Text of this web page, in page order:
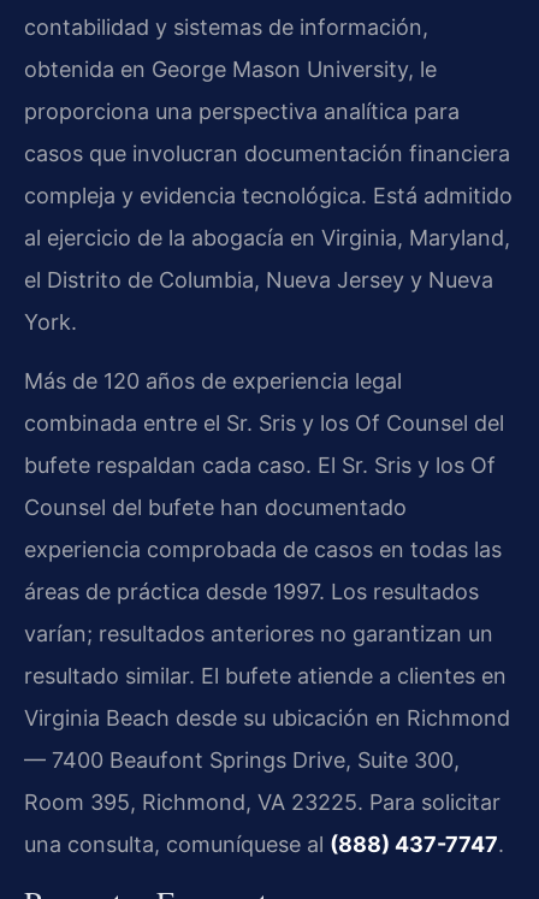
contabilidad y sistemas de información,
obtenida en George Mason University, le
proporciona una perspectiva analítica para
casos que involucran documentación financiera
compleja y evidencia tecnológica. Está admitido
al ejercicio de la abogacía en Virginia, Maryland,
el Distrito de Columbia, Nueva Jersey y Nueva
York.
Más de 120 años de experiencia legal
combinada entre el Sr. Sris y los Of Counsel del
bufete respaldan cada caso. El Sr. Sris y los Of
Counsel del bufete han documentado
experiencia comprobada de casos en todas las
áreas de práctica desde 1997. Los resultados
varían; resultados anteriores no garantizan un
resultado similar. El bufete atiende a clientes en
Virginia Beach desde su ubicación en Richmond
— 7400 Beaufont Springs Drive, Suite 300,
Room 395, Richmond, VA 23225. Para solicitar
una consulta, comuníquese al (888) 437-7747.